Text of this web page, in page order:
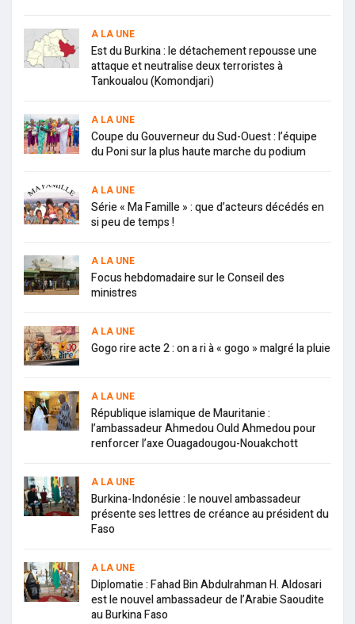
A LA UNE
Est du Burkina : le détachement repousse une
attaque et neutralise deux terroristes à
Tankoualou (Komondjari)
A LA UNE
Coupe du Gouverneur du Sud-Ouest : l’équipe
du Poni sur la plus haute marche du podium
A LA UNE
Série « Ma Famille » : que d’acteurs décédés en
si peu de temps !
A LA UNE
Focus hebdomadaire sur le Conseil des
ministres
A LA UNE
Gogo rire acte 2 : on a ri à « gogo » malgré la pluie
A LA UNE
République islamique de Mauritanie :
l’ambassadeur Ahmedou Ould Ahmedou pour
renforcer l’axe Ouagadougou-Nouakchott
A LA UNE
Burkina-Indonésie : le nouvel ambassadeur
présente ses lettres de créance au président du
Faso
A LA UNE
Diplomatie : Fahad Bin Abdulrahman H. Aldosari
est le nouvel ambassadeur de l’Arabie Saoudite
au Burkina Faso